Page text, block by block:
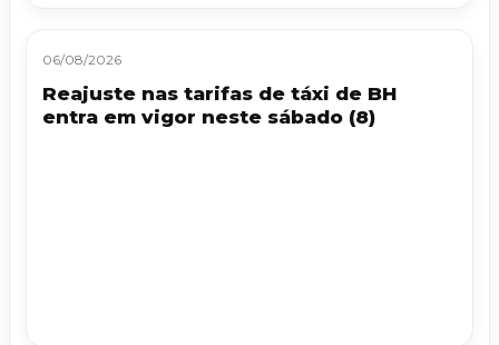
06/08/2026
Reajuste nas tarifas de táxi de BH
entra em vigor neste sábado (8)